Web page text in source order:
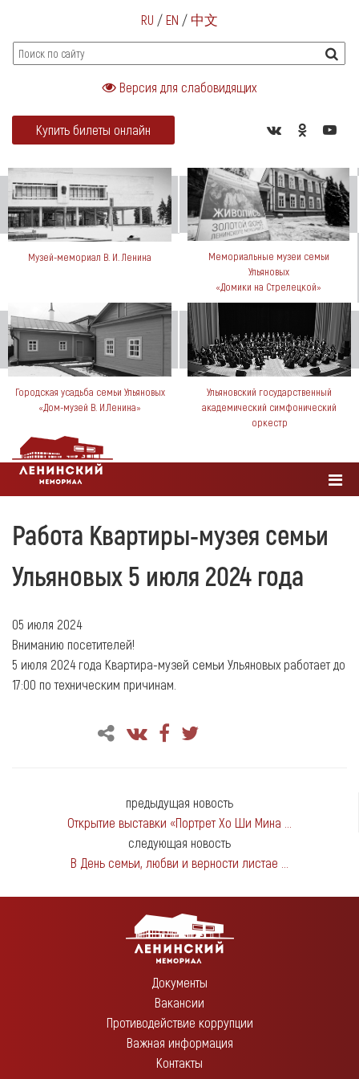
RU / EN / 中文
Версия для слабовидящих
Купить билеты онлайн
Музей-мемориал В. И. Ленина
Мемориальные музеи семьи
Ульяновых
«Домики на Стрелецкой»
Городская усадьба семьи Ульяновых
«Дом-музей В. И.Ленина»
Ульяновский государственный
академический симфонический
оркестр
Работа Квартиры-музея семьи
Ульяновых 5 июля 2024 года
05 июля 2024
Вниманию посетителей!
5 июля 2024 года Квартира-музей семьи Ульяновых работает до
17:00 по техническим причинам.
предыдущая новость
Открытие выставки «Портрет Хо Ши Мина ...
следующая новость
В День семьи, любви и верности листае ...
Документы
Вакансии
Противодействие коррупции
Важная информация
Контакты